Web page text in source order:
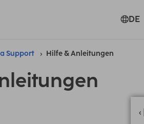
DE
Support Hilfe & Anleitungen